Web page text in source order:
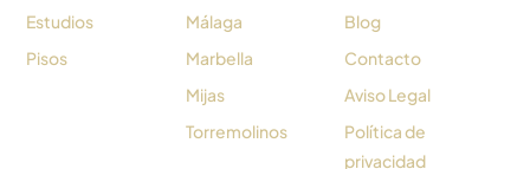
Estudios
Pisos
Málaga
Marbella
Mijas
Torremolinos
Blog
Contacto
Aviso Legal
Política de
privacidad